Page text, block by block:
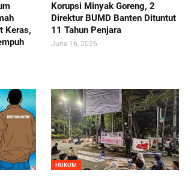
Keras,
Korupsi Minyak Goreng, 2
Direktur BUMD Banten Dituntut
11 Tahun Penjara
June 16, 2026
HUKUM